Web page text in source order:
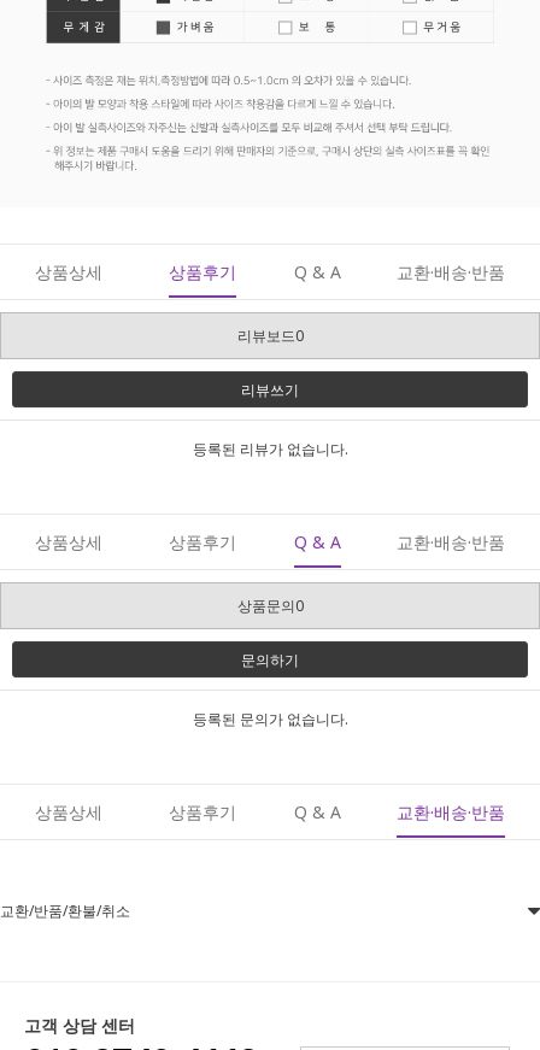
상품상세 상품후기 Q & A 교환·배송·반품
리뷰보드0
리뷰쓰기
등록된 리뷰가 없습니다.
상품상세 상품후기 Q & A 교환·배송·반품
상품문의0
문의하기
등록된 문의가 없습니다.
상품상세 상품후기 Q & A 교환·배송·반품
교환/반품/환불/취소
고객 상담 센터